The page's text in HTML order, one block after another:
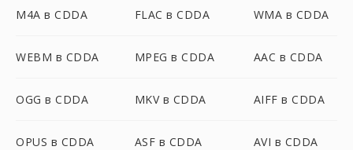
M4A в CDDA FLAC в CDDA WMA в CDDA
WEBM в CDDA MPEG в CDDA AAC в CDDA
OGG в CDDA MKV в CDDA AIFF в CDDA
OPUS в CDDA ASF в CDDA AVI в CDDA